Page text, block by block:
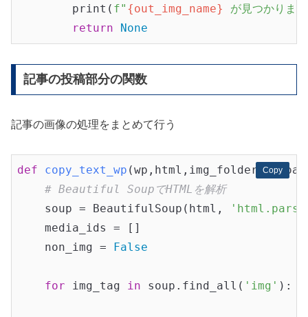
        print(
f" {out_img_name}
が見つかりま
return
None
記事の投稿部分の関数
記事の画像の処理をまとめて行う
Copy
Copy
def copy_text_wp
# Beautiful SoupでHTMLを解析
    soup = BeautifulSoup(html,
    media_ids = []
    non_img =
False
for img_tag in soup.find_all( 'img' ):